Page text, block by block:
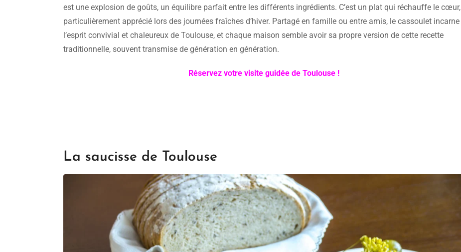
est une explosion de goûts, un équilibre parfait entre les différents ingrédients. C’est un plat qui réchauffe le cœur,
particulièrement apprécié lors des journées fraîches d’hiver. Partagé en famille ou entre amis, le cassoulet incarne
l’esprit convivial et chaleureux de Toulouse, et chaque maison semble avoir sa propre version de cette recette
traditionnelle, souvent transmise de génération en génération.
Réservez votre visite guidée de Toulouse !
La saucisse de Toulouse